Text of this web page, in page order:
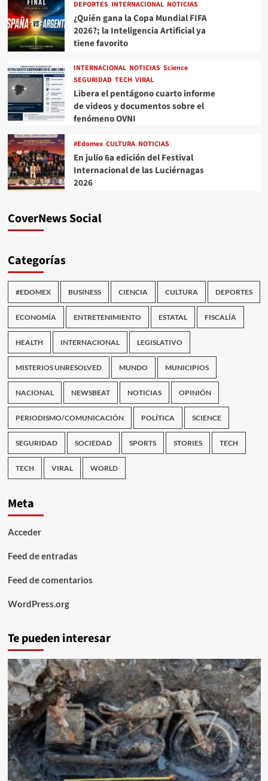
DEPORTES INTERNACIONAL NOTICIAS
¿Quién gana la Copa Mundial FIFA
2026?; la Inteligencia Artificial ya
tiene favorito
INTERNACIONAL NOTICIAS Science
SEGURIDAD TECH VIRAL
Libera el pentágono cuarto informe
de videos y documentos sobre el
fenómeno OVNI
#Edomex CULTURA NOTICIAS
En julio 6a edición del Festival
Internacional de las Luciérnagas
2026
CoverNews Social
Categorías
#EDOMEX BUSINESS CIENCIA CULTURA DEPORTES
ECONOMÍA ENTRETENIMIENTO ESTATAL FISCALÍA
HEALTH INTERNACIONAL LEGISLATIVO
MISTERIOS UNRESOLVED MUNDO MUNICIPIOS
NACIONAL NEWSBEAT NOTICIAS OPINIÓN
PERIODISMO/COMUNICACIÓN POLÍTICA SCIENCE
SEGURIDAD SOCIEDAD SPORTS STORIES TECH
TECH VIRAL WORLD
Meta
Acceder
Feed de entradas
Feed de comentarios
WordPress.org
Te pueden interesar